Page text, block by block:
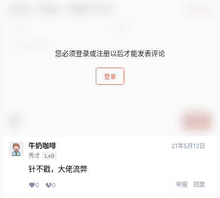
您必须登录或注册以后才能发表评论
登录
牛奶咖啡
秀才 Lv0
21年5月12日
针不戳，大佬流弊
0 0 举报 回复